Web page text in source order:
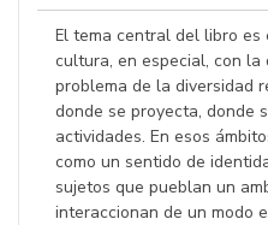
El tema central del libro es
cultura, en especial, con la
problema de la diversidad
donde se proyecta, donde
actividades. En esos
como un sentido de
sujetos que pueblan un
interaccionan de un modo